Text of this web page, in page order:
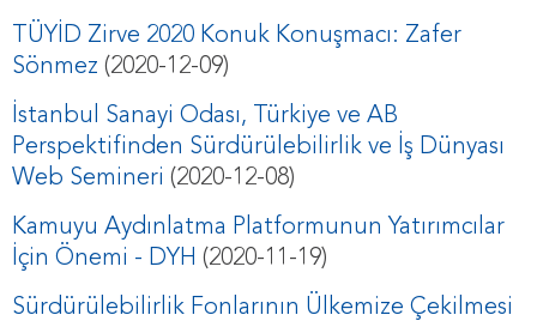
TÜYİD Zirve 2020 Konuk Konuşmacı: Zafer
Sönmez (2020-12-09)
İstanbul Sanayi Odası, Türkiye ve AB
Perspektifinden Sürdürülebilirlik ve İş Dünyası
Web Semineri (2020-12-08)
Kamuyu Aydınlatma Platformunun Yatırımcılar
İçin Önemi - DYH (2020-11-19)
Sürdürülebilirlik Fonlarının Ülkemize Çekilmesi